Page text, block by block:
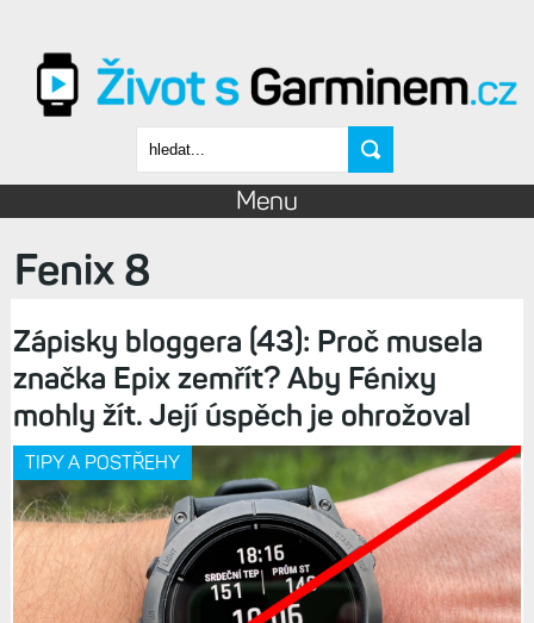
Vyhledávání
Menu
Fenix 8
Zápisky bloggera (43): Proč musela
značka Epix zemřít? Aby Fénixy
mohly žít. Její úspěch je ohrožoval
TIPY A POSTŘEHY